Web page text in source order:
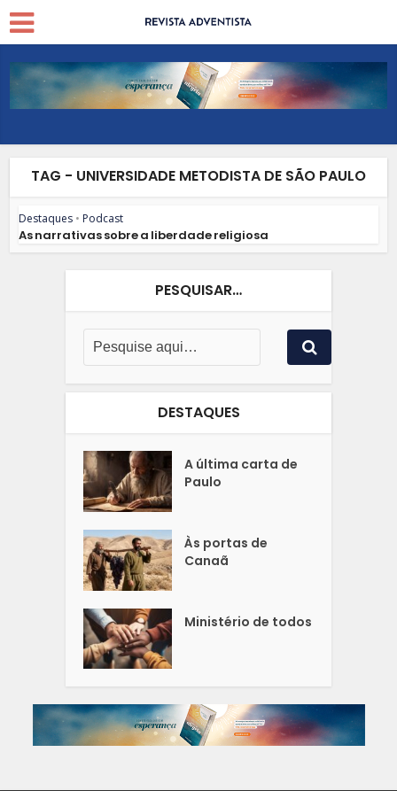
TAG - UNIVERSIDADE METODISTA DE SÃO PAULO
Destaques • Podcast
As narrativas sobre a liberdade religiosa
PESQUISAR…
DESTAQUES
A última carta de
Paulo
Às portas de
Canaã
Ministério de todos